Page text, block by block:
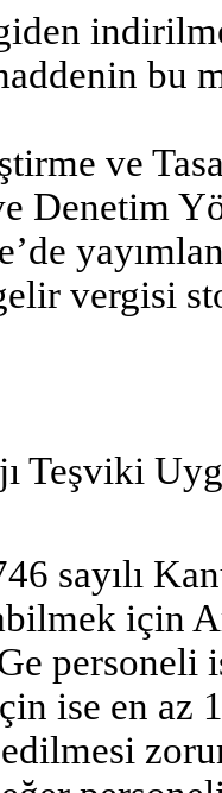
bu
ve
Denetim
vergisi
Teşviki
sayılı
için
personeli
ise en az